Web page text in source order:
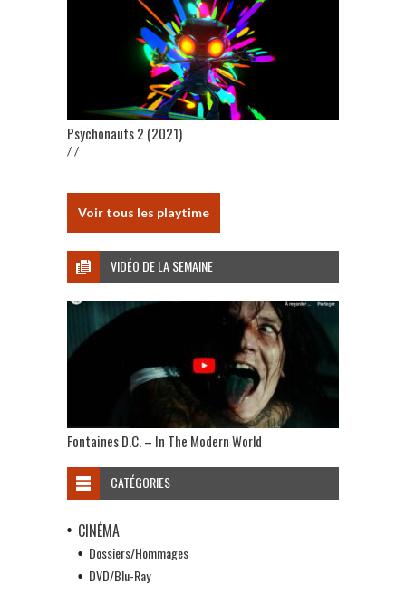
Psychonauts 2 (2021)
/ /
Voir tous les playtime
VIDÉO DE LA SEMAINE
Fontaines D.C. – In The Modern World
CATÉGORIES
CINÉMA
Dossiers/Hommages
DVD/Blu-Ray